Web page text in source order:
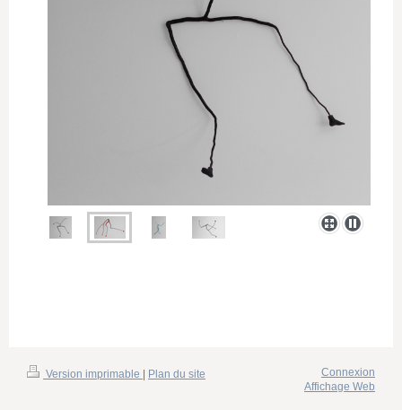
Version imprimable Plan du site
Connexion
Affichage Web